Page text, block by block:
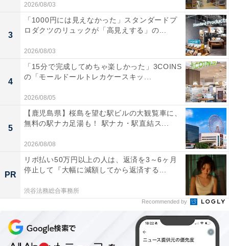
楽天トラベルの「クーポン祭」とは？
楽天トラベルでは、定期的に「クーポン祭」を開催。人
気の宿やホテルを対象に、宿泊予約で使えるお得な割引
クーポンを配布します。
クーポンは、国内宿泊や海外ツアー、レンタカーなど、
さまざまな旅行商品で利用可能。複数のクーポンを組み
合わせて、さらに割引率をアップできる場合もありま
す。賢く旅の計画を立てて、お得に旅行を楽しみましょ
2026/08/03
3
「1000円には見えなかった」スタンダードプ
ロダクツのリュックが「高見えする」の...
2026/08/03
4
「15分で完成してめちゃ楽しかった」3COINS
の「モールドールトレカケースキッ...
2026/08/05
5
【鹿児島県】桜島を望む駅ビルの大観覧車に、
無料の駅ナカ足湯も！ 駅ナカ・駅直結ス...
2026/08/08
PR
リボ払い50万円以上の人は、返済を3～6ヶ月
停止して『大幅に減額してから返済する...
渋谷法務総合事務所
Recommended by